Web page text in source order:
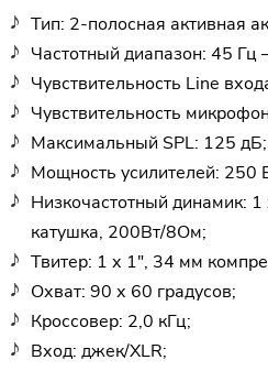
Тип: 2-полосная активная
Частотный диапазон: 45 Гц
Чувствительность Line
Чувствительность
Максимальный SPL: 125 дБ;
Мощность усилителей: 250
Низкочастотный динамик:
катушка, 200Вт/8Ом;
Твитер: 1 х 1", 34 мм
Охват: 90 х 60 градусов;
Кроссовер: 2,0 кГц;
Вход: джек/XLR;